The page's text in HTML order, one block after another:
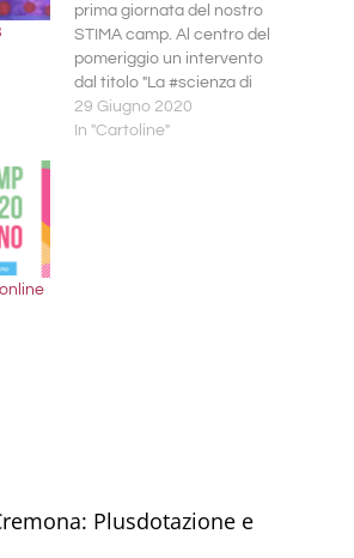
prima giornata del nostro
STIMA camp. Al centro del
pomeriggio un intervento
dal titolo "La #scienza di
Galeno" (con il Dottor
Giacomo Bruno) per
29 Giugno 2020
In "Cartoline"
Plusdotazione e